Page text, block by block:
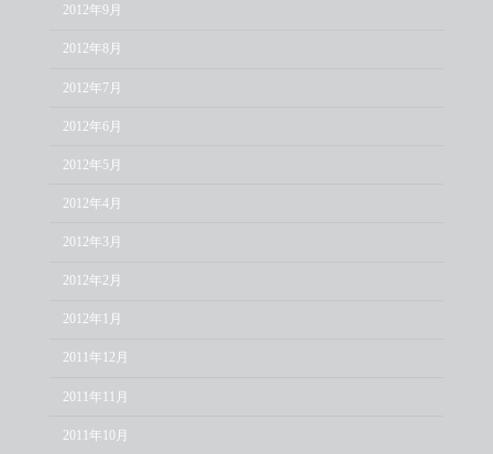
2012年9月
2012年8月
2012年7月
2012年6月
2012年5月
2012年4月
2012年3月
2012年2月
2012年1月
2011年12月
2011年11月
2011年10月